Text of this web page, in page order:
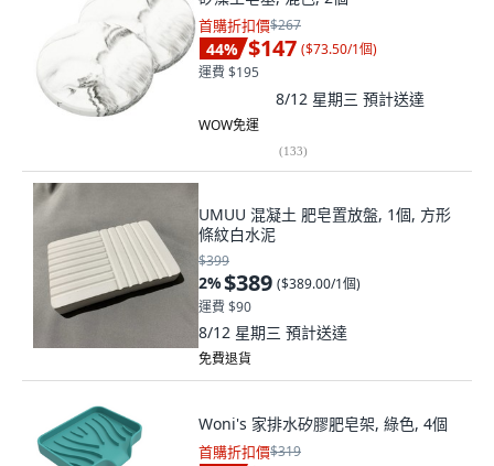
首購折扣價$267
44% $147 ($73.50/1個)
運費 $195
8/12 星期三 預計送達
WOW免運
(133)
UMUU 混凝土 肥皂置放盤, 1個, 方形
條紋白水泥
$399
2%$389 ($389.00/1個)
運費 $90
8/12 星期三 預計送達
免費退貨
Woni's 家排水矽膠肥皂架, 綠色, 4個
首購折扣價$319